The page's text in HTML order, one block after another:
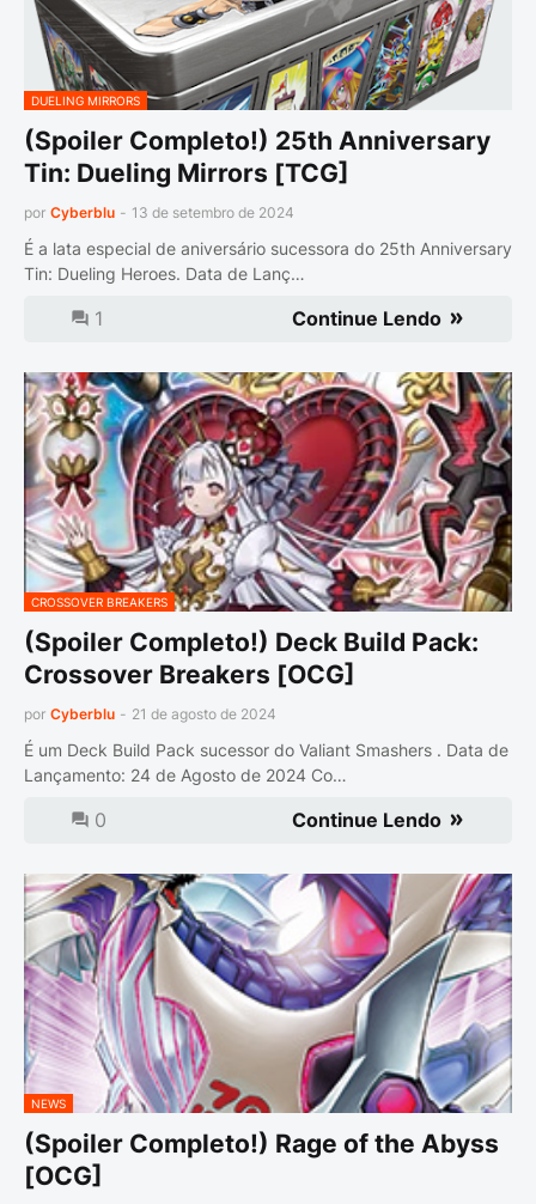
DUELING MIRRORS
(Spoiler Completo!) 25th Anniversary
Tin: Dueling Mirrors [TCG]
por Cyberblu - 13 de setembro de 2024
É a lata especial de aniversário sucessora do 25th Anniversary
Tin: Dueling Heroes. Data de Lanç…
1 Continue Lendo
CROSSOVER BREAKERS
(Spoiler Completo!) Deck Build Pack:
Crossover Breakers [OCG]
por Cyberblu - 21 de agosto de 2024
É um Deck Build Pack sucessor do Valiant Smashers . Data de
Lançamento: 24 de Agosto de 2024 Co…
0 Continue Lendo
NEWS
(Spoiler Completo!) Rage of the Abyss
[OCG]